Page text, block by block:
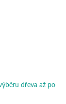
dřeva až po